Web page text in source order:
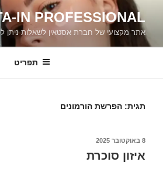
לתוכןIN PROFESSIONAL
אתר מקצועי של חברת אסטאין לשאלות ניתן
תפריט
תגית: הפרשת הורמונים
פורסם
8 באוקטובר 2025
איזון סוכרת